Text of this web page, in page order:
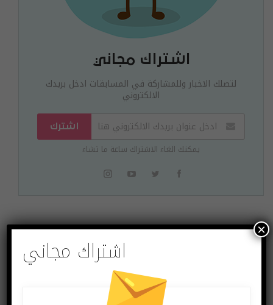
اشتراك مجاني
لتصلك الاخبار وللمشاركة في المسابقات ادخل بريدك
الالكتروني
اشترك
يمكنك الغاء الاشتراك ساعة ما تشاء
البوست السابق
توحيد منفذ الشحن
البوست القادم
تطبيق Pocket Files
Pro لإدارة الملفات
اشتراك مجاني
×